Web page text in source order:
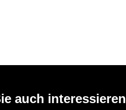
auch interessieren